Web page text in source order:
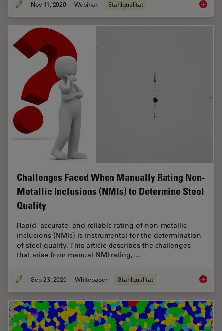
Nov 11, 2020 Webinar Stahlqualität How to
Challenges Faced When Manually Rating Non-
Metallic Inclusions (NMIs) to Determine Steel
Quality
Rapid, accurate, and reliable rating of non-metallic
inclusions (NMIs) is instrumental for the determination
of steel quality. This article describes the challenges
that arise from manual NMI rating,…
Sep 23, 2020 Whitepaper Stahlqualität